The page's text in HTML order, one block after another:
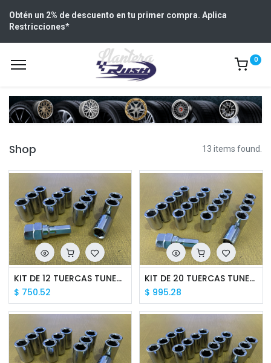
Obtén un 2% de descuento en tu primer compra. Aplica
Restricciones*
0
Shop 13 items found.
KIT DE 12 TUERCAS TUNER 12X1.5 HEXAGONAL CON LLAVE
$ 750.52
KIT DE 20 TUERCAS TUNER 12X1.5 HEXAGONAL CON LLAVE
$ 995.28